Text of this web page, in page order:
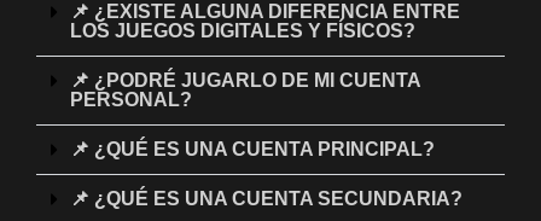
📌 ¿EXISTE ALGUNA DIFERENCIA ENTRE
LOS JUEGOS DIGITALES Y FÍSICOS?
📌 ¿PODRÉ JUGARLO DE MI CUENTA
PERSONAL?
📌 ¿QUÉ ES UNA CUENTA PRINCIPAL?
📌 ¿QUÉ ES UNA CUENTA SECUNDARIA?